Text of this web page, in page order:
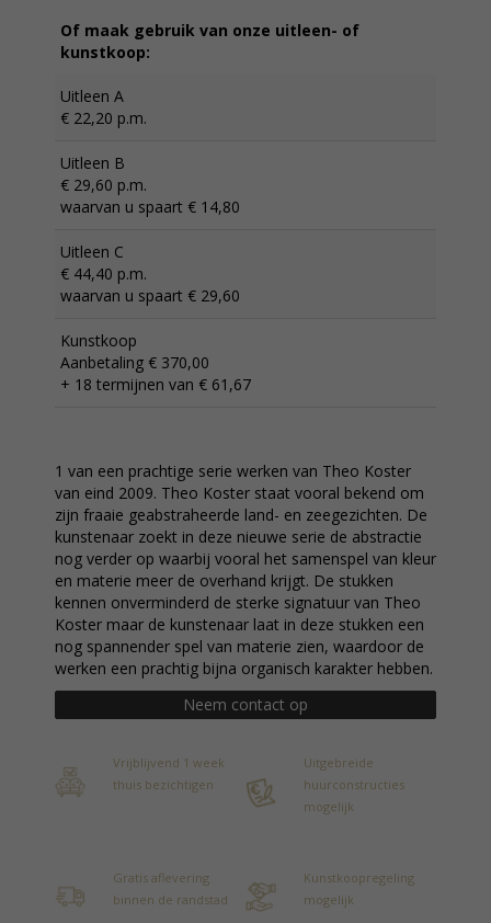
Of maak gebruik van onze uitleen- of
kunstkoop:
Uitleen A
€ 22,20 p.m.
Uitleen B
€ 29,60 p.m.
waarvan u spaart € 14,80
Uitleen C
€ 44,40 p.m.
waarvan u spaart € 29,60
Kunstkoop
Aanbetaling € 370,00
+ 18 termijnen van € 61,67
1 van een prachtige serie werken van Theo Koster
van eind 2009. Theo Koster staat vooral bekend om
zijn fraaie geabstraheerde land- en zeegezichten. De
kunstenaar zoekt in deze nieuwe serie de abstractie
nog verder op waarbij vooral het samenspel van kleur
en materie meer de overhand krijgt. De stukken
kennen onverminderd de sterke signatuur van Theo
Koster maar de kunstenaar laat in deze stukken een
nog spannender spel van materie zien, waardoor de
werken een prachtig bijna organisch karakter hebben.
Neem contact op
Vrijblijvend 1 week
thuis bezichtigen
Uitgebreide
huurconstructies
mogelijk
Gratis aflevering
binnen de randstad
Kunstkoopregeling
mogelijk